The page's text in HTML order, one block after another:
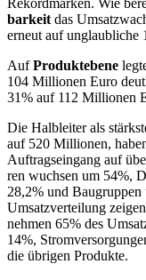
Rekordmarken. Wie
bar­keit das
erneut auf unglaubliche
AufProduktebene
104 Millionen Euro
31% auf 112 Millionen
Die Halbleiter als
auf 520 Millionen,
Auftragseingang auf
ren wuchsen um 54%,
28,2% und
Umsatzverteilung
nehmen 65% des
14%,
die übrigen Produkte.